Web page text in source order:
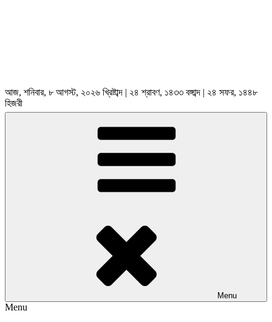
আজ, শনিবার, ৮ আগস্ট, ২০২৬ খ্রিষ্টাব্দ | ২৪ শ্রাবণ, ১৪৩৩ বঙ্গাব্দ | ২৪ সফর, ১৪৪৮
হিজরী
Menu
Menu